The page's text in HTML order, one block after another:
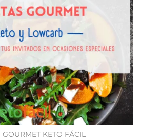
GOURMET KETO FÁCIL